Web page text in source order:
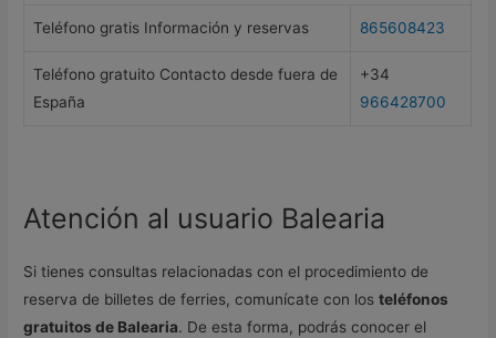
Teléfono gratis Información y reservas 865608423
Teléfono gratuito Contacto desde fuera de
España
+34
966428700
Atención al usuario Balearia
Si tienes consultas relacionadas con el procedimiento de
reserva de billetes de ferries, comunícate con losteléfonos
gratuitos de Balearia. De esta forma, podrás conocer el